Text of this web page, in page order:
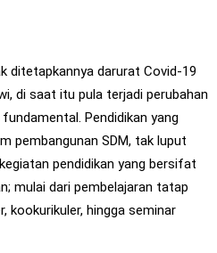
ditetapkannya darurat Covid-19
di saat itu pula terjadi perubahan
Pendidikan yang
pembangunan SDM, tak luput
pendidikan yang bersifat
mulai dari pembelajaran tatap
kookurikuler, hingga seminar